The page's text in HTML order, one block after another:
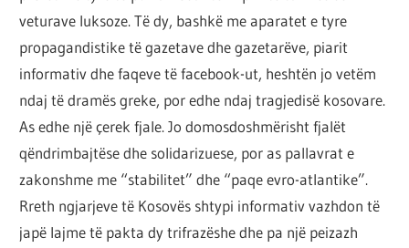
veturave luksoze. Të dy, bashkë me aparatet e tyre
propagandistike të gazetave dhe gazetarëve, piarit
informativ dhe faqeve të facebook-ut, heshtën jo vetëm
ndaj të dramës greke, por edhe ndaj tragjedisë kosovare.
As edhe një çerek fjale. Jo domosdoshmërisht fjalët
qëndrimbajtëse dhe solidarizuese, por as pallavrat e
zakonshme me “stabilitet” dhe “paqe evro-atlantike”.
Rreth ngjarjeve të Kosovës shtypi informativ vazhdon të
japë lajme të pakta dy trifrazëshe dhe pa një peizazh